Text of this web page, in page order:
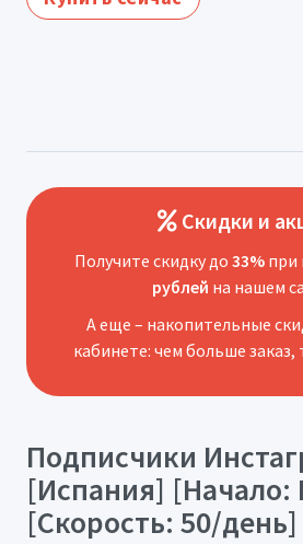
Скидки и
Получите скидку до 33%при
рублей на нашем
А еще – накопительные
кабинете: чем больше
Подписчики
[Испания] [Начало:
[Скорость: 50/день]